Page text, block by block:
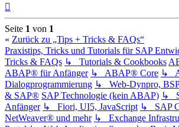
Seite 1 von 1
« Zurück zu „Tips + Tricks & FAQs“
Praxistips, Tricks und Tutorials für SAP
Tricks & FAQs ↳ Tutorials & Cookbooks
ABAP® für Anfänger ↳ ABAP® Core ↳
Dialogprogrammierung ↳ Web-Dynpro,
& SAP® SAP Technologie (kein ABAP) ↳
Anfänger ↳ Fiori, UI5, JavaScript ↳ SAP
NetWeaver® und mehr ↳ Exchange